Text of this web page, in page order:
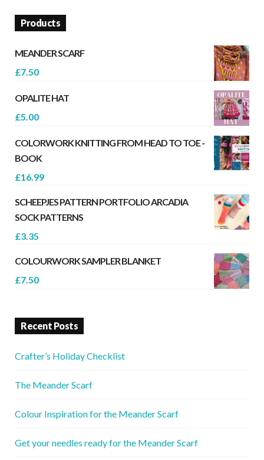
Products
MEANDER SCARF
£7.50
OPALITE HAT
£5.00
COLORWORK KNITTING FROM HEAD TO TOE -
BOOK
£16.99
SCHEEPJES PATTERN PORTFOLIO ARCADIA
SOCK PATTERNS
£3.35
COLOURWORK SAMPLER BLANKET
£7.50
Recent Posts
Crafter’s Holiday Checklist
The Meander Scarf
Colour Inspiration for the Meander Scarf
Get your needles ready for the Meander Scarf